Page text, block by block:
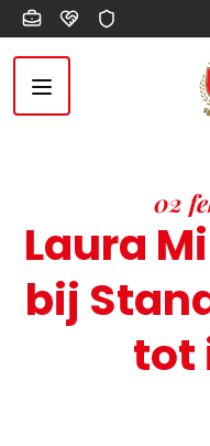
Overslaan en naar de
02
Laura
bij
tot